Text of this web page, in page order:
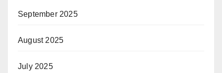
September 2025
August 2025
July 2025